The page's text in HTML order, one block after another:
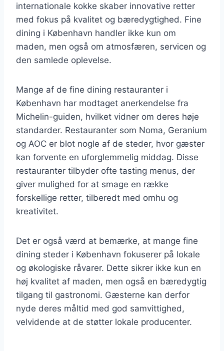
internationale kokke skaber innovative retter
med fokus på kvalitet og bæredygtighed. Fine
dining i København handler ikke kun om
maden, men også om atmosfæren, servicen og
den samlede oplevelse.
Mange af de fine dining restauranter i
København har modtaget anerkendelse fra
Michelin-guiden, hvilket vidner om deres høje
standarder. Restauranter som Noma, Geranium
og AOC er blot nogle af de steder, hvor gæster
kan forvente en uforglemmelig middag. Disse
restauranter tilbyder ofte tasting menus, der
giver mulighed for at smage en række
forskellige retter, tilberedt med omhu og
kreativitet.
Det er også værd at bemærke, at mange fine
dining steder i København fokuserer på lokale
og økologiske råvarer. Dette sikrer ikke kun en
høj kvalitet af maden, men også en bæredygtig
tilgang til gastronomi. Gæsterne kan derfor
nyde deres måltid med god samvittighed,
velvidende at de støtter lokale producenter.